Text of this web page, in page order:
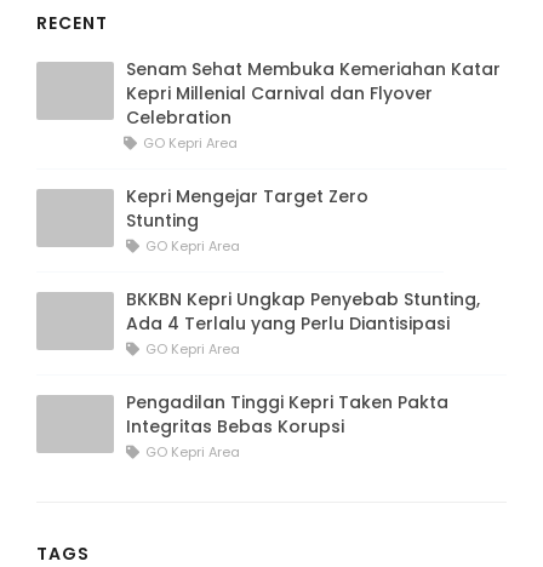
RECENT
Senam Sehat Membuka Kemeriahan Katar
Kepri Millenial Carnival dan Flyover
Celebration
GO Kepri Area
Kepri Mengejar Target Zero
Stunting
GO Kepri Area
BKKBN Kepri Ungkap Penyebab Stunting,
Ada 4 Terlalu yang Perlu Diantisipasi
GO Kepri Area
Pengadilan Tinggi Kepri Taken Pakta
Integritas Bebas Korupsi
GO Kepri Area
TAGS